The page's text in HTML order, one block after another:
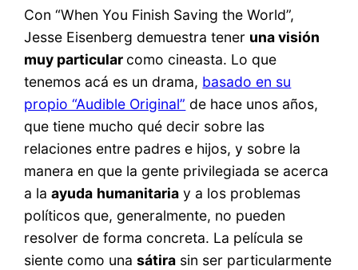
Con “When You Finish Saving the World”,
Jesse Eisenberg demuestra tener una visión
muy particular como cineasta. Lo que
tenemos acá es un drama, basado en su
propio “Audible Original” de hace unos años,
que tiene mucho qué decir sobre las
relaciones entre padres e hijos, y sobre la
manera en que la gente privilegiada se acerca
a laayuda humanitaria y a los problemas
políticos que, generalmente, no pueden
resolver de forma concreta. La película se
siente como unasátira sin ser particularmente